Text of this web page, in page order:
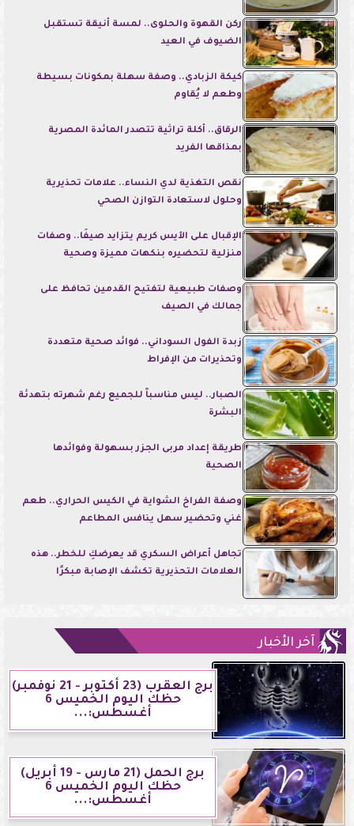
ركن القهوة والحلوى.. لمسة أنيقة تستقبل
الضيوف في العيد
كيكة الزبادي.. وصفة سهلة بمكونات بسيطة
وطعم لا يُقاوم
الرقاق.. أكلة تراثية تتصدر المائدة المصرية
بمذاقها الفريد
نقص التغذية لدي النساء.. علامات تحذيرية
وحلول لاستعادة التوازن الصحي
الإقبال على الآيس كريم يتزايد صيفًا.. وصفات
منزلية لتحضيره بنكهات مميزة وصحية
وصفات طبيعية لتفتيح القدمين تحافظ على
جمالك في الصيف
زبدة الفول السوداني.. فوائد صحية متعددة
وتحذيرات من الإفراط
الصبار.. ليس مناسباً للجميع رغم شهرته بتهدئة
البشرة
طريقة إعداد مربى الجزر بسهولة وفوائدها
الصحية
وصفة الفراخ الشواية في الكيس الحراري.. طعم
غني وتحضير سهل ينافس المطاعم
تجاهل أعراض السكري قد يعرضكِ للخطر.. هذه
العلامات التحذيرية تكشف الإصابة مبكرًا
آخر الأخبار
برج العقرب (23 أكتوبر - 21 نوفمبر)
حظك اليوم الخميس 6
أغسطس:...
برج الحمل (21 مارس - 19 أبريل)
حظك اليوم الخميس 6
أغسطس:...